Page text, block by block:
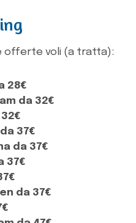
offerte voli (a tratta):
28€
da 32€
37€
da 37€
37€
da 37€